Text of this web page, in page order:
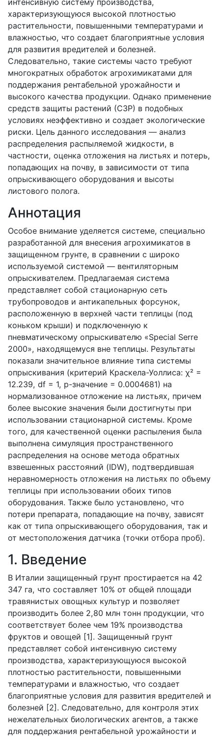
характеризующуюся высокой плотностью
растительности, повышенными температурами и
влажностью, что создает благоприятные условия
для развития вредителей и болезней.
Следовательно, такие системы часто требуют
многократных обработок агрохимикатами для
поддержания рентабельной урожайности и
высокого качества продукции. Однако применение
средств защиты растений (СЗР) в подобных
условиях неэффективно и создает экологические
риски. Цель данного исследования — анализ
распределения распыляемой жидкости, в
частности, оценка отложения на листьях и потерь,
попадающих на почву, в зависимости от типа
опрыскивающего оборудования и высоты
листового полога.
Аннотация
Особое внимание уделяется системе, специально
разработанной для внесения агрохимикатов в
защищенном грунте, в сравнении с широко
используемой системой — вентиляторным
опрыскивателем. Предлагаемая система
представляет собой стационарную сеть
трубопроводов и антикапельных форсунок,
расположенную в верхней части теплицы (под
коньком крыши) и подключенную к
пневматическому опрыскивателю «Special Serre
2000», находящемуся вне теплицы. Результаты
показали значительное влияние типа системы
опрыскивания (критерий Краскела-Уоллиса: χ² =
12.239, df = 1, p-значение = 0.0004681) на
нормализованное отложение на листьях, причем
более высокие значения были достигнуты при
использовании стационарной системы. Кроме
того, для качественной оценки распыления была
выполнена симуляция пространственного
распределения на основе метода обратных
взвешенных расстояний (IDW), подтвердившая
неравномерность отложения на листьях по объему
теплицы при использовании обоих типов
оборудования. Также было установлено, что
потери препарата, попадающие на почву, зависят
как от типа опрыскивающего оборудования, так и
от местоположения датчика (точки отбора проб).
1. Введение
В Италии защищенный грунт простирается на 42
347 га, что составляет 10% от общей площади
травянистых овощных культур и позволяет
производить более 2,80 млн тонн продукции, что
соответствует более чем 19% производства
фруктов и овощей [1]. Защищенный грунт
представляет собой интенсивную систему
производства, характеризующуюся высокой
плотностью растительности, повышенными
температурами и влажностью, что создает
благоприятные условия для развития вредителей и
болезней [2]. Следовательно, для контроля этих
нежелательных биологических агентов, а также
для поддержания рентабельной урожайности и